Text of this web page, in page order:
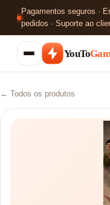
Pagamentos seguros ·
pedidos · Suporte ao
YouTo
← Todos os produtos